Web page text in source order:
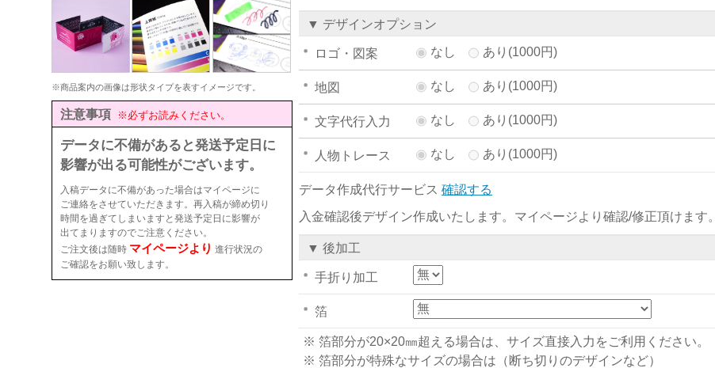
※商品案内の画像は形状タイプを表すイメージです。
注意事項 ※必ずお読みください。
データに不備があると発送予定日に
影響が出る可能性がございます。
入稿データに不備があった場合はマイページに
ご連絡をさせていただきます。再入稿が締め切り
時間を過ぎてしまいますと発送予定日に影響が
出てまりますのでご注意ください。
ご注文後は随時 マイページより 進行状況の
ご確認をお願い致します。
▼ デザインオプション
ロゴ・図案 なし あり(1000円)
地図 なし あり(1000円)
文字代行入力 なし あり(1000円)
人物トレース なし あり(1000円)
データ作成代行サービス 確認する
入金確認後デザイン作成いたします。マイページより確認/修正頂けます。
▼ 後加工
手折り加工
箔
※ 箔部分が20×20㎜超える場合は、サイズ直接入力をご利用ください。
※ 箔部分が特殊なサイズの場合は（断ち切りのデザインなど）